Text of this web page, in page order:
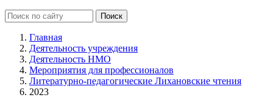
Главная
Деятельность учреждения
Деятельность НМО
Мероприятия для профессионалов
Литературно-педагогические Лихановские чтения
2023